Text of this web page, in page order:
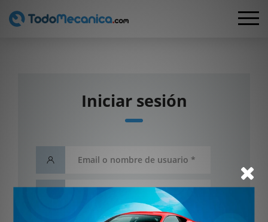
Iniciar sesión
He olvidado mi contraseña